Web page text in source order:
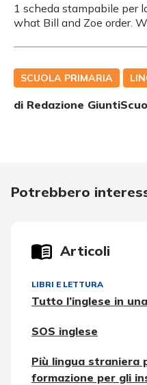
1 scheda stampabile per
what Bill and Zoe order.
SCUOLA PRIMARIA
di Redazione
Potrebbero
Articoli
LIBRI E LETTURA
Tutto l’inglese in
SOS inglese
Più lingua straniera
formazione per gli